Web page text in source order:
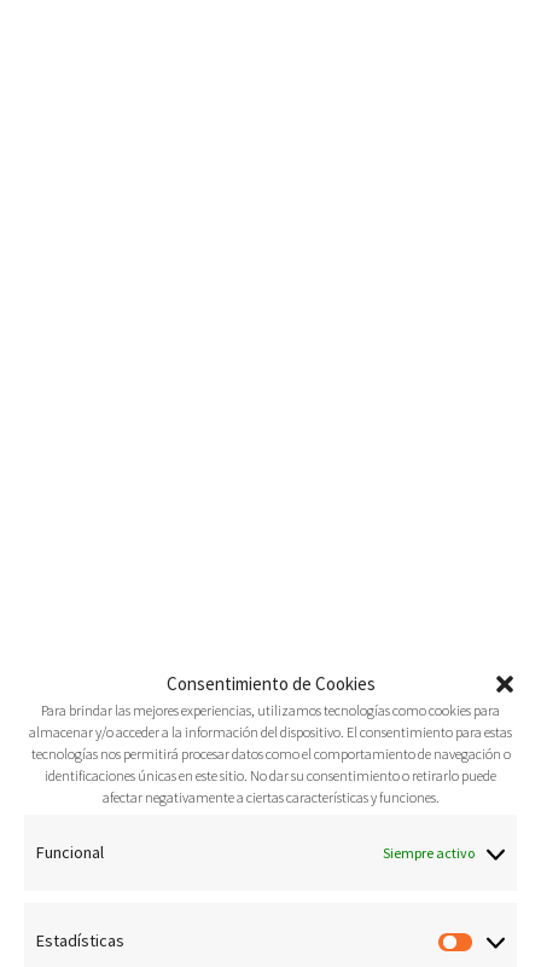
Consentimiento de Cookies
Para brindar las mejores experiencias, utilizamos tecnologías como cookies para
almacenar y/o acceder a la información del dispositivo. El consentimiento para estas
tecnologías nos permitirá procesar datos como el comportamiento de navegación o
identificaciones únicas en este sitio. No dar su consentimiento o retirarlo puede
afectar negativamente a ciertas características y funciones.
Funcional Siempre activo
Estadísticas